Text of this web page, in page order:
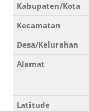
Kabupaten/Kota
Kecamatan
Desa/Kelurahan
Alamat
Latitude